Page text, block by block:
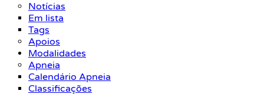
Notícias
Em lista
Tags
Apoios
Modalidades
Apneia
Calendário Apneia
Classificações